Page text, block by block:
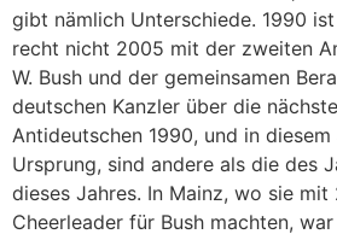
gibt nämlich Unterschiede. 1990
recht nicht 2005 mit der zweiten
W. Bush und der gemeinsamen
deutschen Kanzler über die
Antideutschen 1990, und in
Ursprung, sind andere als die des
dieses Jahres. In Mainz, wo sie
Cheerleader für Bush machten,